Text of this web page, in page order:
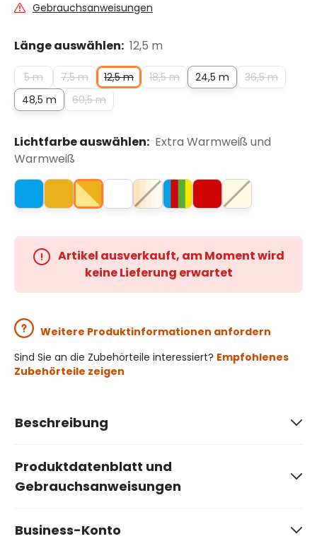
Gebrauchsanweisungen
Länge auswählen: 12,5 m
5 m 7,5 m 12,5 m 18,5 m 24,5 m
36,5 m
48,5 m
60,5 m
Lichtfarbe auswählen: Extra Warmweiß und
Warmweiß
Artikel ausverkauft, am Moment wird
keine Lieferung erwartet
Weitere Produktinformationen anfordern
Sind Sie an die Zubehörteile interessiert? Empfohlenes
Zubehörteile zeigen
Beschreibung
Produktdatenblatt und
Gebrauchsanweisungen
Business-Konto